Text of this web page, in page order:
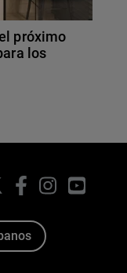
próximo
los
Facebook
InstagramYouTube